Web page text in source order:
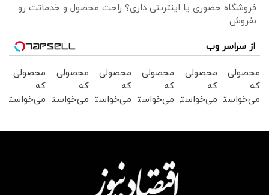
فروشگاه حضوری یا اینترنتی داری؟ راحت محصول و خدماتت رو
بفروش
از سراسر وب
محصولی
که
می‌خواستی
محصولی
که
می‌خواستی
محصولی
که
می‌خواستی
بخر !
محصولی
که
می‌خواستی
بخر !
محصولی
که
می‌خواستی
محصولی
که
می‌خواستی